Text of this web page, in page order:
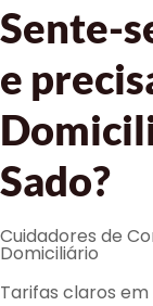
Sente-
e
Sado?
Cuidadores de
Domiciliário
Tarifas claros